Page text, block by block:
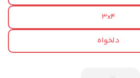
3x4
دلخواه